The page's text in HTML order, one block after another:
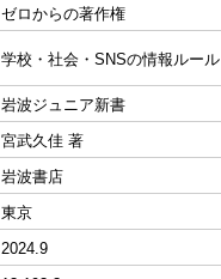
ゼロからの著作権
学校・社会・SNSの情報ルール
岩波ジュニア新書
宮武久佳 著
岩波書店
東京
2024.9